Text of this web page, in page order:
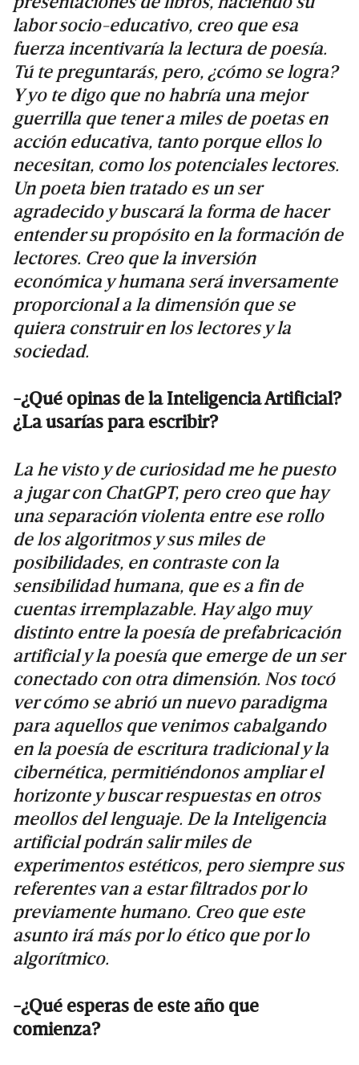
labor socio-educativo, creo que esa
fuerza incentivaría la lectura de poesía.
Tú te preguntarás, pero, ¿cómo se logra?
Y yo te digo que no habría una mejor
guerrilla que tener a miles de poetas en
acción educativa, tanto porque ellos lo
necesitan, como los potenciales lectores.
Un poeta bien tratado es un ser
agradecido y buscará la forma de hacer
entender su propósito en la formación de
lectores. Creo que la inversión
económica y humana será inversamente
proporcional a la dimensión que se
quiera construir en los lectores y la
sociedad.
-¿Qué opinas de la Inteligencia Artificial?
¿La usarías para escribir?
La he visto y de curiosidad me he puesto
a jugar con ChatGPT, pero creo que hay
una separación violenta entre ese rollo
de los algoritmos y sus miles de
posibilidades, en contraste con la
sensibilidad humana, que es a fin de
cuentas irremplazable. Hay algo muy
distinto entre la poesía de prefabricación
artificial y la poesía que emerge de un ser
conectado con otra dimensión. Nos tocó
ver cómo se abrió un nuevo paradigma
para aquellos que venimos cabalgando
en la poesía de escritura tradicional y la
cibernética, permitiéndonos ampliar el
horizonte y buscar respuestas en otros
meollos del lenguaje. De la Inteligencia
artificial podrán salir miles de
experimentos estéticos, pero siempre sus
referentes van a estar filtrados por lo
previamente humano. Creo que este
asunto irá más por lo ético que por lo
algorítmico.
-¿Qué esperas de este año que
comienza?